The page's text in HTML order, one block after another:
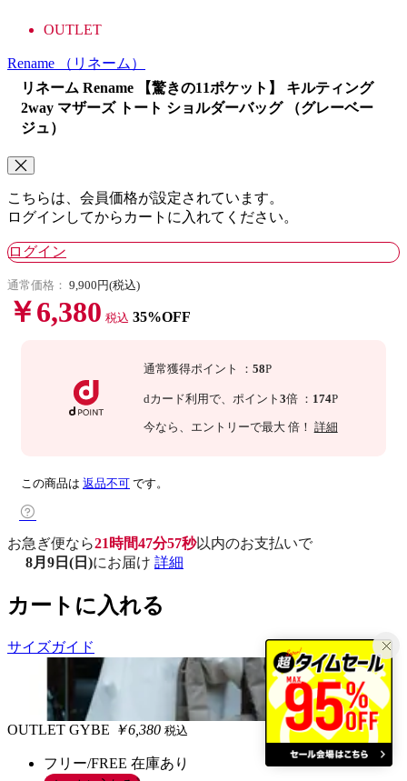
OUTLET
Rename
（リネーム）
リネーム Rename 【驚きの11ポケット】 キルティング
2way マザーズ トート ショルダーバッグ （グレーベー
ジュ）
こちらは、会員価格が設定されています。
ログインしてからカートに入れてください。
ログイン
通常価格： 9,900円(税込)
￥6,380 税込 35%OFF
通常獲得ポイント ： 58P
dカード利用で、 ポイント 3倍 ： 174P
今なら 、エントリーで最大 倍！ 詳細
この商品は 返品不可 です。
お急ぎ便なら21時間47分56秒以内のお支払いで
8月9日(日)にお届け 詳細
カートに入れる
サイズガイド
OUTLET GYBE ￥6,380 税込
フリー/FREE 在庫あり